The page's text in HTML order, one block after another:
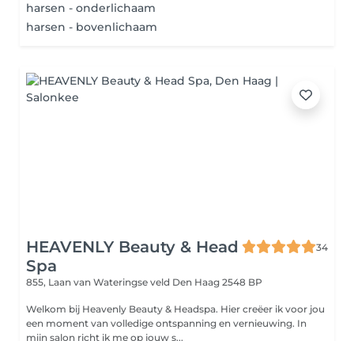
harsen - onderlichaam
harsen - bovenlichaam
HEAVENLY Beauty & Head
Spa
34
855, Laan van Wateringse veld Den Haag 2548 BP
Welkom bij Heavenly Beauty & Headspa. Hier creëer ik voor jou
een moment van volledige ontspanning en vernieuwing. In
mijn salon richt ik me op jouw s...